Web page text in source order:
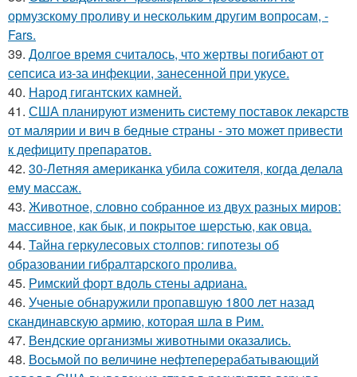
ормузскому проливу и нескольким другим вопросам, -
Fars.
39. Долгое время считалось, что жертвы погибают от
сепсиса из-за инфекции, занесенной при укусе.
40. Народ гигантских камней.
41. США планируют изменить систему поставок лекарств
от малярии и вич в бедные страны - это может привести
к дефициту препаратов.
42. 30-Летняя американка убила сожителя, когда делала
ему массаж.
43. Животное, словно собранное из двух разных миров:
массивное, как бык, и покрытое шерстью, как овца.
44. Тайна геркулесовых столпов: гипотезы об
образовании гибралтарского пролива.
45. Римский форт вдоль стены адриана.
46. Ученые обнаружили пропавшую 1800 лет назад
скандинавскую армию, которая шла в Рим.
47. Вендские организмы животными оказались.
48. Восьмой по величине нефтеперерабатывающий